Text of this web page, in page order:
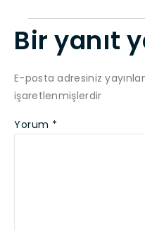
Bir yanıt
E-posta adresiniz
işaretlenmişlerdir
Yorum *